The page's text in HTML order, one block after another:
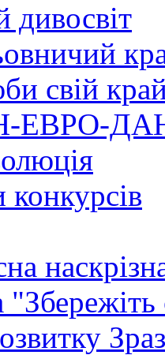
дивосвіт
свій
ЕВРО-